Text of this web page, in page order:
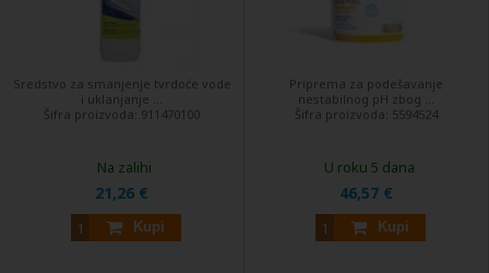
Sredstvo za smanjenje tvrdoće vode
i uklanjanje ...
Šifra proizvoda: 911470100
21,26 €
Kupi
Na zalihi
Priprema za podešavanje
nestabilnog pH zbog ...
Šifra proizvoda: 5594524
46,57 €
Kupi
U roku 5 dana